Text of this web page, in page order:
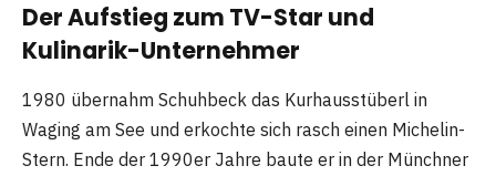
Der Aufstieg zum TV-Star und
Kulinarik-Unternehmer
1980 übernahm Schuhbeck das Kurhausstüberl in
Waging am See und erkochte sich rasch einen Michelin-
Stern. Ende der 1990er Jahre baute er in der Münchner